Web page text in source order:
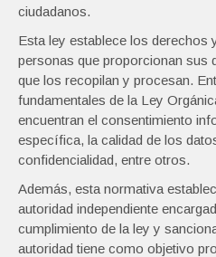
ciudadanos.
Esta ley establece los derechos
personas que proporcionan sus
que los recopilan y procesan.
fundamentales de la Ley
encuentran el consentimiento
específica, la calidad de los
confidencialidad, entre otros.
Además, esta normativa
autoridad independiente
cumplimiento de la ley y
autoridad tiene como objetivo